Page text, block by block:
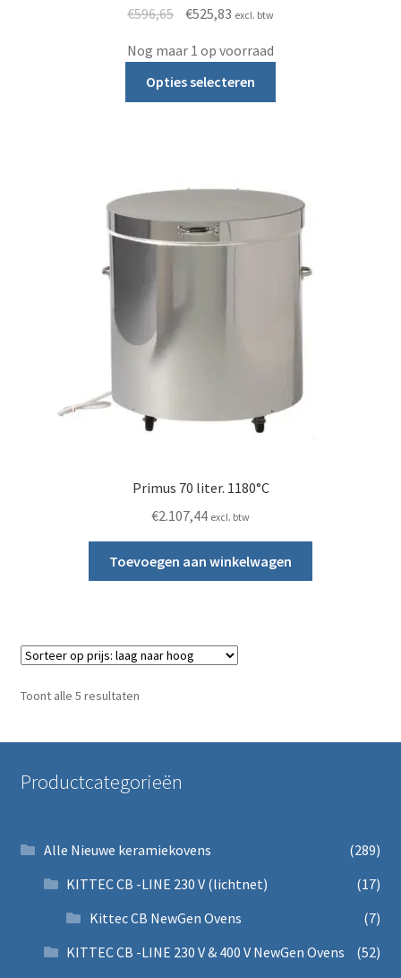
€596,65 Oorspronkelijke prijs was: €596,65.
€525,83Huidige prijs is: €525,83.
excl. btw
Nog maar 1 op voorraad
Opties selecteren
Primus 70 liter. 1180°C
€2.107,44 excl. btw
Toevoegen aan winkelwagen
Toont alle 5 resultatenGesorteerd op prijs: laag naar hoog
Productcategorieën
Alle Nieuwe keramiekovens
(289)
KITTEC CB -LINE 230 V (lichtnet)
(17)
Kittec CB NewGen Ovens
(7)
KITTEC CB -LINE 230 V & 400 V NewGen Ovens
(52)